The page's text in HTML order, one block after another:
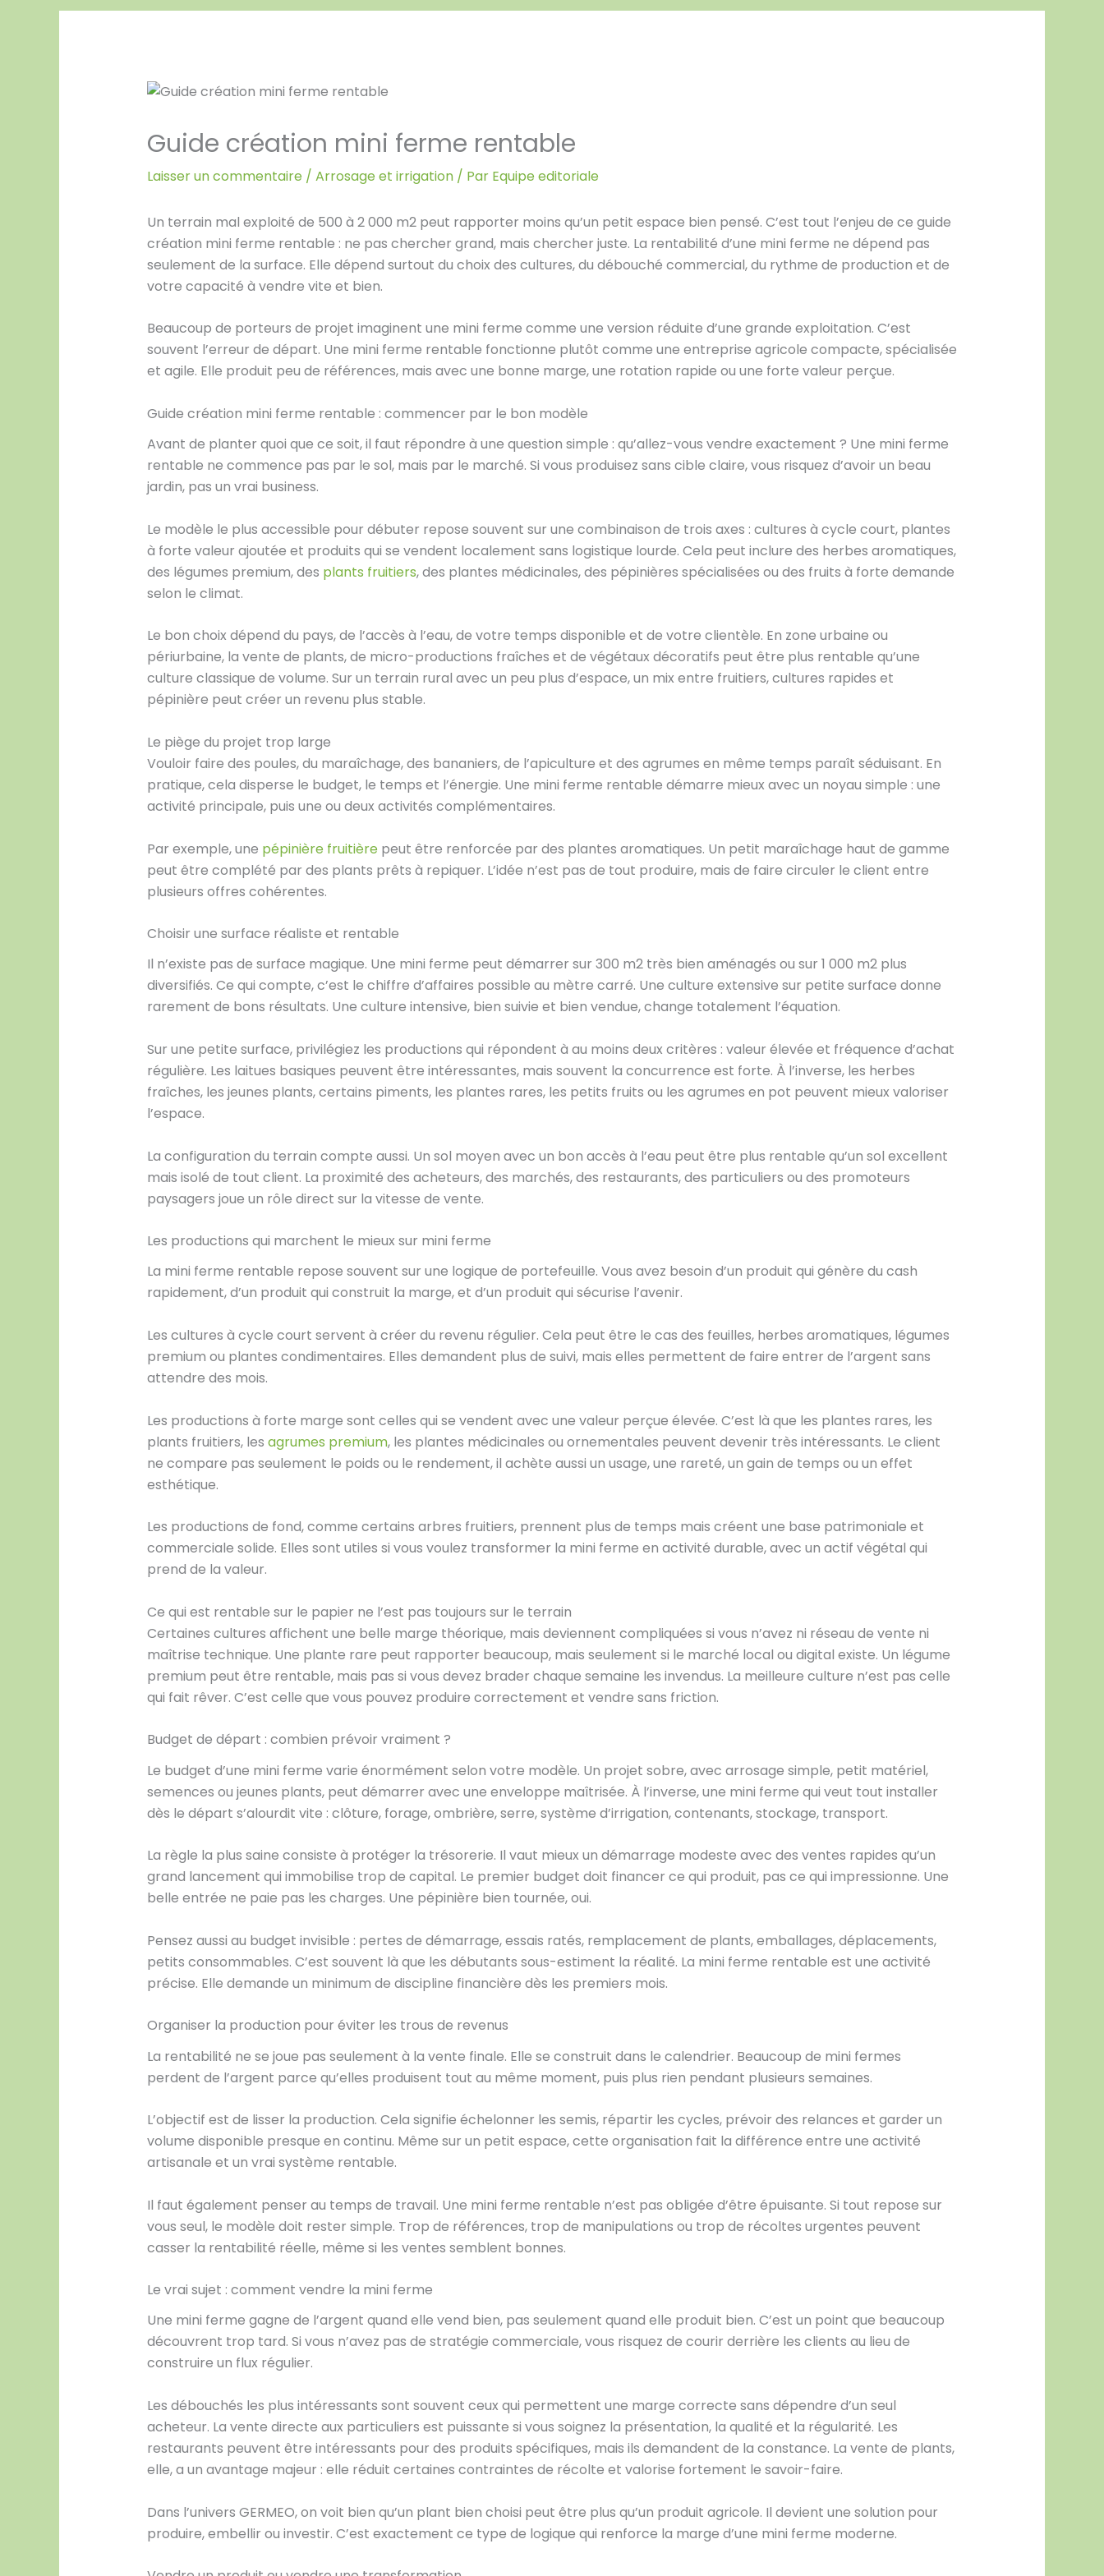
Guide création mini ferme rentable
Laisser un commentaire / Arrosage et irrigation/ Par Equipe editoriale
Un terrain mal exploité de 500 à 2 000 m2 peut rapporter moins qu’un petit espace bien pensé. C’est tout l’enjeu de ce guide
création mini ferme rentable : ne pas chercher grand, mais chercher juste. La rentabilité d’une mini ferme ne dépend pas
seulement de la surface. Elle dépend surtout du choix des cultures, du débouché commercial, du rythme de production et de
votre capacité à vendre vite et bien.
Beaucoup de porteurs de projet imaginent une mini ferme comme une version réduite d’une grande exploitation. C’est
souvent l’erreur de départ. Une mini ferme rentable fonctionne plutôt comme une entreprise agricole compacte, spécialisée
et agile. Elle produit peu de références, mais avec une bonne marge, une rotation rapide ou une forte valeur perçue.
Guide création mini ferme rentable : commencer par le bon modèle
Avant de planter quoi que ce soit, il faut répondre à une question simple : qu’allez-vous vendre exactement ? Une mini ferme
rentable ne commence pas par le sol, mais par le marché. Si vous produisez sans cible claire, vous risquez d’avoir un beau
jardin, pas un vrai business.
Le modèle le plus accessible pour débuter repose souvent sur une combinaison de trois axes : cultures à cycle court, plantes
à forte valeur ajoutée et produits qui se vendent localement sans logistique lourde. Cela peut inclure des herbes aromatiques,
des légumes premium, des plants fruitiers, des plantes médicinales, des pépinières spécialisées ou des fruits à forte demande
selon le climat.
Le bon choix dépend du pays, de l’accès à l’eau, de votre temps disponible et de votre clientèle. En zone urbaine ou
périurbaine, la vente de plants, de micro-productions fraîches et de végétaux décoratifs peut être plus rentable qu’une
culture classique de volume. Sur un terrain rural avec un peu plus d’espace, un mix entre fruitiers, cultures rapides et
pépinière peut créer un revenu plus stable.
Le piège du projet trop large
Vouloir faire des poules, du maraîchage, des bananiers, de l’apiculture et des agrumes en même temps paraît séduisant. En
pratique, cela disperse le budget, le temps et l’énergie. Une mini ferme rentable démarre mieux avec un noyau simple : une
activité principale, puis une ou deux activités complémentaires.
Par exemple, une pépinière fruitière peut être renforcée par des plantes aromatiques. Un petit maraîchage haut de gamme
peut être complété par des plants prêts à repiquer. L’idée n’est pas de tout produire, mais de faire circuler le client entre
plusieurs offres cohérentes.
Choisir une surface réaliste et rentable
Il n’existe pas de surface magique. Une mini ferme peut démarrer sur 300 m2 très bien aménagés ou sur 1 000 m2 plus
diversifiés. Ce qui compte, c’est le chiffre d’affaires possible au mètre carré. Une culture extensive sur petite surface donne
rarement de bons résultats. Une culture intensive, bien suivie et bien vendue, change totalement l’équation.
Sur une petite surface, privilégiez les productions qui répondent à au moins deux critères : valeur élevée et fréquence d’achat
régulière. Les laitues basiques peuvent être intéressantes, mais souvent la concurrence est forte. À l’inverse, les herbes
fraîches, les jeunes plants, certains piments, les plantes rares, les petits fruits ou les agrumes en pot peuvent mieux valoriser
l’espace.
La configuration du terrain compte aussi. Un sol moyen avec un bon accès à l’eau peut être plus rentable qu’un sol excellent
mais isolé de tout client. La proximité des acheteurs, des marchés, des restaurants, des particuliers ou des promoteurs
paysagers joue un rôle direct sur la vitesse de vente.
Les productions qui marchent le mieux sur mini ferme
La mini ferme rentable repose souvent sur une logique de portefeuille. Vous avez besoin d’un produit qui génère du cash
rapidement, d’un produit qui construit la marge, et d’un produit qui sécurise l’avenir.
Les cultures à cycle court servent à créer du revenu régulier. Cela peut être le cas des feuilles, herbes aromatiques, légumes
premium ou plantes condimentaires. Elles demandent plus de suivi, mais elles permettent de faire entrer de l’argent sans
attendre des mois.
Les productions à forte marge sont celles qui se vendent avec une valeur perçue élevée. C’est là que les plantes rares, les
plants fruitiers, les agrumes premium, les plantes médicinales ou ornementales peuvent devenir très intéressants. Le client
ne compare pas seulement le poids ou le rendement, il achète aussi un usage, une rareté, un gain de temps ou un effet
esthétique.
Les productions de fond, comme certains arbres fruitiers, prennent plus de temps mais créent une base patrimoniale et
commerciale solide. Elles sont utiles si vous voulez transformer la mini ferme en activité durable, avec un actif végétal qui
prend de la valeur.
Ce qui est rentable sur le papier ne l’est pas toujours sur le terrain
Certaines cultures affichent une belle marge théorique, mais deviennent compliquées si vous n’avez ni réseau de vente ni
maîtrise technique. Une plante rare peut rapporter beaucoup, mais seulement si le marché local ou digital existe. Un légume
premium peut être rentable, mais pas si vous devez brader chaque semaine les invendus. La meilleure culture n’est pas celle
qui fait rêver. C’est celle que vous pouvez produire correctement et vendre sans friction.
Budget de départ : combien prévoir vraiment ?
Le budget d’une mini ferme varie énormément selon votre modèle. Un projet sobre, avec arrosage simple, petit matériel,
semences ou jeunes plants, peut démarrer avec une enveloppe maîtrisée. À l’inverse, une mini ferme qui veut tout installer
dès le départ s’alourdit vite : clôture, forage, ombrière, serre, système d’irrigation, contenants, stockage, transport.
La règle la plus saine consiste à protéger la trésorerie. Il vaut mieux un démarrage modeste avec des ventes rapides qu’un
grand lancement qui immobilise trop de capital. Le premier budget doit financer ce qui produit, pas ce qui impressionne. Une
belle entrée ne paie pas les charges. Une pépinière bien tournée, oui.
Pensez aussi au budget invisible : pertes de démarrage, essais ratés, remplacement de plants, emballages, déplacements,
petits consommables. C’est souvent là que les débutants sous-estiment la réalité. La mini ferme rentable est une activité
précise. Elle demande un minimum de discipline financière dès les premiers mois.
Organiser la production pour éviter les trous de revenus
La rentabilité ne se joue pas seulement à la vente finale. Elle se construit dans le calendrier. Beaucoup de mini fermes
perdent de l’argent parce qu’elles produisent tout au même moment, puis plus rien pendant plusieurs semaines.
L’objectif est de lisser la production. Cela signifie échelonner les semis, répartir les cycles, prévoir des relances et garder un
volume disponible presque en continu. Même sur un petit espace, cette organisation fait la différence entre une activité
artisanale et un vrai système rentable.
Il faut également penser au temps de travail. Une mini ferme rentable n’est pas obligée d’être épuisante. Si tout repose sur
vous seul, le modèle doit rester simple. Trop de références, trop de manipulations ou trop de récoltes urgentes peuvent
casser la rentabilité réelle, même si les ventes semblent bonnes.
Le vrai sujet : comment vendre la mini ferme
Une mini ferme gagne de l’argent quand elle vend bien, pas seulement quand elle produit bien. C’est un point que beaucoup
découvrent trop tard. Si vous n’avez pas de stratégie commerciale, vous risquez de courir derrière les clients au lieu de
construire un flux régulier.
Les débouchés les plus intéressants sont souvent ceux qui permettent une marge correcte sans dépendre d’un seul
acheteur. La vente directe aux particuliers est puissante si vous soignez la présentation, la qualité et la régularité. Les
restaurants peuvent être intéressants pour des produits spécifiques, mais ils demandent de la constance. La vente de plants,
elle, a un avantage majeur : elle réduit certaines contraintes de récolte et valorise fortement le savoir-faire.
Dans l’univers GERMEO, on voit bien qu’un plant bien choisi peut être plus qu’un produit agricole. Il devient une solution pour
produire, embellir ou investir. C’est exactement ce type de logique qui renforce la marge d’une mini ferme moderne.